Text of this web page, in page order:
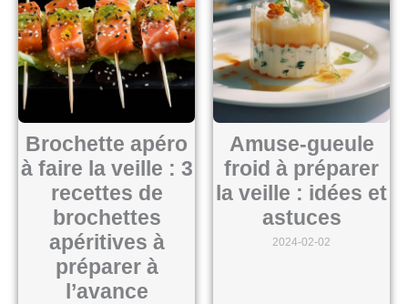
Brochette apéro
à faire la veille : 3
recettes de
brochettes
apéritives à
préparer à
l’avance
Amuse-gueule
froid à préparer
la veille : idées et
astuces
2024-02-02